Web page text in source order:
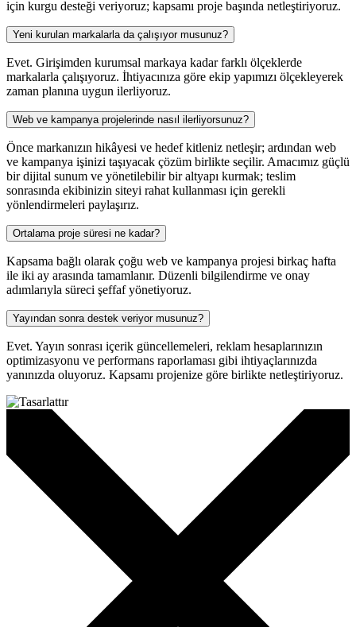
için kurgu desteği veriyoruz; kapsamı proje başında netleştiriyoruz.
Yeni kurulan markalarla da çalışıyor musunuz?
Evet. Girişimden kurumsal markaya kadar farklı ölçeklerde
markalarla çalışıyoruz. İhtiyacınıza göre ekip yapımızı ölçekleyerek
zaman planına uygun ilerliyoruz.
Web ve kampanya projelerinde nasıl ilerliyorsunuz?
Önce markanızın hikâyesi ve hedef kitleniz netleşir; ardından web
ve kampanya işinizi taşıyacak çözüm birlikte seçilir. Amacımız güçlü
bir dijital sunum ve yönetilebilir bir altyapı kurmak; teslim
sonrasında ekibinizin siteyi rahat kullanması için gerekli
yönlendirmeleri paylaşırız.
Ortalama proje süresi ne kadar?
Kapsama bağlı olarak çoğu web ve kampanya projesi birkaç hafta
ile iki ay arasında tamamlanır. Düzenli bilgilendirme ve onay
adımlarıyla süreci şeffaf yönetiyoruz.
Yayından sonra destek veriyor musunuz?
Evet. Yayın sonrası içerik güncellemeleri, reklam hesaplarınızın
optimizasyonu ve performans raporlaması gibi ihtiyaçlarınızda
yanınızda oluyoruz. Kapsamı projenize göre birlikte netleştiriyoruz.